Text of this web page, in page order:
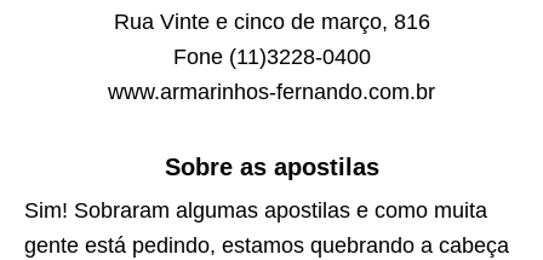
Rua Vinte e cinco de março, 816
Fone (11)3228-0400
www.armarinhos-fernando.com.br
Sobre as apostilas
Sim! Sobraram algumas apostilas e como muita
gente está pedindo, estamos quebrando a cabeça